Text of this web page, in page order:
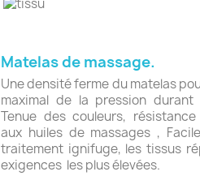
Matelas de massage.
Une densité ferme du matelas
maximal de la pression durant
Tenue des couleurs, résistance
aux huiles de massages ,
traitement ignifuge, les tissus
exigences les plus élevées.